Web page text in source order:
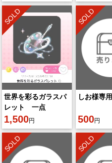
SOLD
世界を彩るガラスパ
レット 一点
1,500円
SOLD
しお様専用
500円
SOLD SOLD